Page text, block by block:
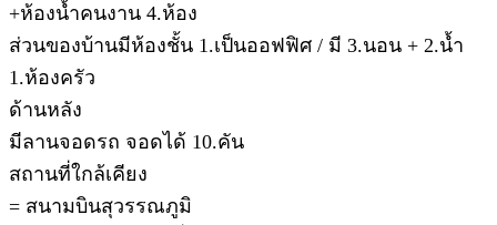
+ห้องน้ำคนงาน 4.ห้อง
ส่วนของบ้านมีห้องชั้น 1.เป็นออฟฟิศ / มี 3.นอน + 2.น้ำ
1.ห้องครัว
ด้านหลัง
มีลานจอดรถ จอดได้ 10.คัน
สถานที่ใกล้เคียง
= สนามบินสุวรรณภูมิ